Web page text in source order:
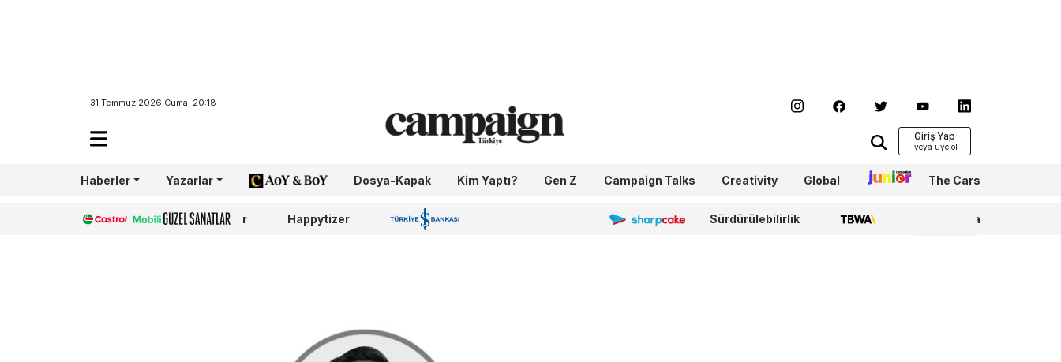
31 Temmuz 2026 Cuma, 20:18
Giriş Yap
Haberler Yazarlar AoY/BoY Dosya-Kapak Kim Yaptı? Gen Z Campaign Talks Creativity Global Junior The Cars
Castrol Güzel Sanatlar Happytizer İş Bankası 100.Yıl Sharpcake Sürdürülebilirlik TBWA WPP Media